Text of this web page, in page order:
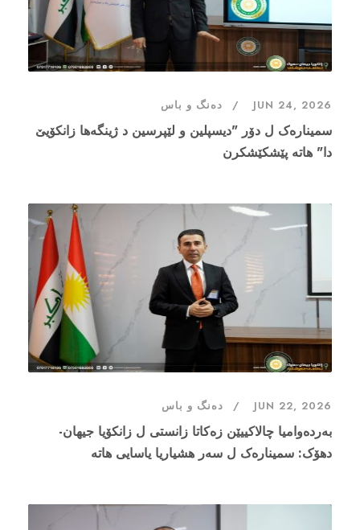
JUN 24, 2026 دەنگ و باس
سمینارەک ل دۆر "دیسپلین و لێپرسین د ژینگەها زانکۆیێ
دا" هاتە پێشکێشکرن
JUN 22, 2026 دەنگ و باس
بەردەوامیا چالاکییێن زەکاتا زانستی ل زانکۆیا جیهان-
دهۆک: سمینارەک ل سەر هشیاریا یاسایی هاتە